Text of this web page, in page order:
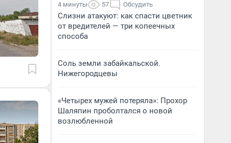
4 минуты 57 Обсудить
Слизни атакуют: как спасти цветник
от вредителей — три копеечных
способа
Соль земли забайкальской.
Нижегородцевы
«Четырех мужей потеряла»: Прохор
Шаляпин проболтался о новой
возлюбленной